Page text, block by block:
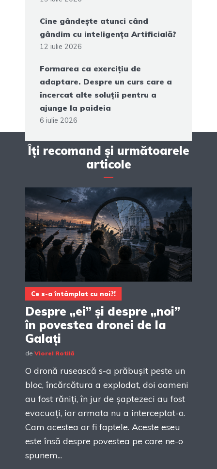
Cine gândește atunci când
gândim cu inteligența Artificială?
12 iulie 2026
Formarea ca exercițiu de
adaptare. Despre un curs care a
încercat alte soluții pentru a
ajunge la paideia
6 iulie 2026
Îți recomand și următoarele
articole
Ce s-a întâmplat cu noi?!
Despre „ei” și despre „noi”
în povestea dronei de la
Galați
de Viorel Rotilă
O dronă rusească s-a prăbușit peste un
bloc, încărcătura a explodat, doi oameni
au fost răniți, în jur de șaptezeci au fost
evacuați, iar armata nu a interceptat-o.
Cam acestea ar fi faptele. Aceste eseu
este însă despre povestea pe care ne-o
spunem...